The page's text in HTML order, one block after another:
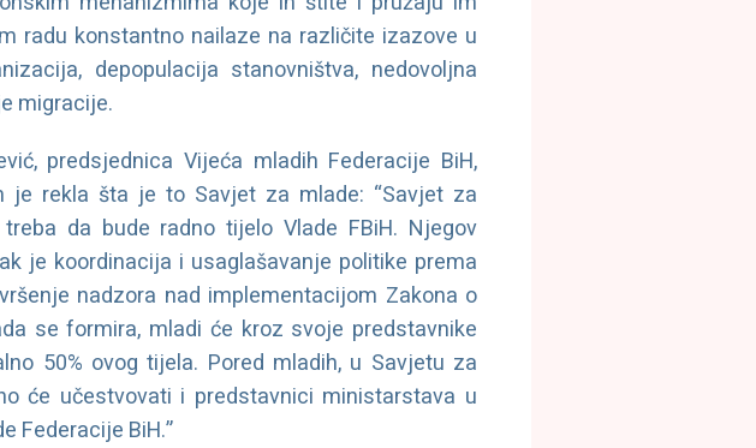
radu konstantno nailaze na različite izazove u
depopulacija stanovništva, nedovoljna
migracije.
predsjednica Vijeća mladih Federacije BiH,
je rekla šta je to Savjet za mlade: “Savjet za
da bude radno tijelo Vlade FBiH. Njegov
je koordinacija i usaglašavanje politike prema
nadzora nad implementacijom Zakona o
se formira, mladi će kroz svoje predstavnike
50% ovog tijela. Pored mladih, u Savjetu za
će učestvovati i predstavnici ministarstava u
Federacije BiH.”